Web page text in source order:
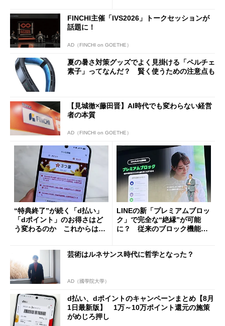
FINCHI主催「IVS2026」トークセッションが
話題に！
AD（FINCHI on GOETHE）
夏の暑さ対策グッズでよく見掛ける「ペルチェ
素子」ってなんだ？ 賢く使うための注意点も
【見城徹×藤田晋】AI時代でも変わらない経営
者の本質
AD（FINCHI on GOETHE）
“特典終了”が続く「d払い」
「dポイント」のお得さはど
う変わるのか これからは
LINEの新「プレミアムブロッ
ク」で完全な“絶縁”が可能
に？ 従来のブロック機能と
芸術はルネサンス時代に哲学となった？
AD（國學院大學）
d払い、dポイントのキャンペーンまとめ【8月
1日最新版】 1万～10万ポイント還元の施策
がめじろ押し